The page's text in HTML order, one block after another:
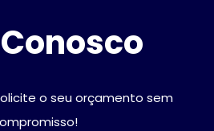
o seu orçamento sem